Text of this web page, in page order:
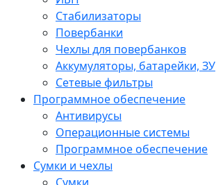
Стабилизаторы
Повербанки
Чехлы для повербанков
Аккумуляторы, батарейки, ЗУ
Сетевые фильтры
Программное обеспечение
Антивирусы
Операционные системы
Программное обеспечение
Сумки и чехлы